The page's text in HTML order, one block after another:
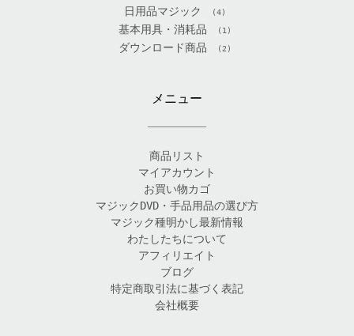
日用品マジック (4)
基本用具・消耗品 (1)
ダウンロード商品 (2)
メニュー
商品リスト
マイアカウント
お買い物カゴ
マジックDVD・手品用品の選び方
マジック種明かし最新情報
わたしたちについて
アフィリエイト
ブログ
特定商取引法に基づく表記
会社概要